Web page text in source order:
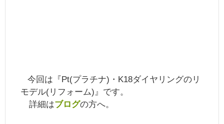
今回は『Pt(プラチナ)・K18ダイヤリングの リ
モデル(リフォーム)』です。
詳細はブログの方へ。